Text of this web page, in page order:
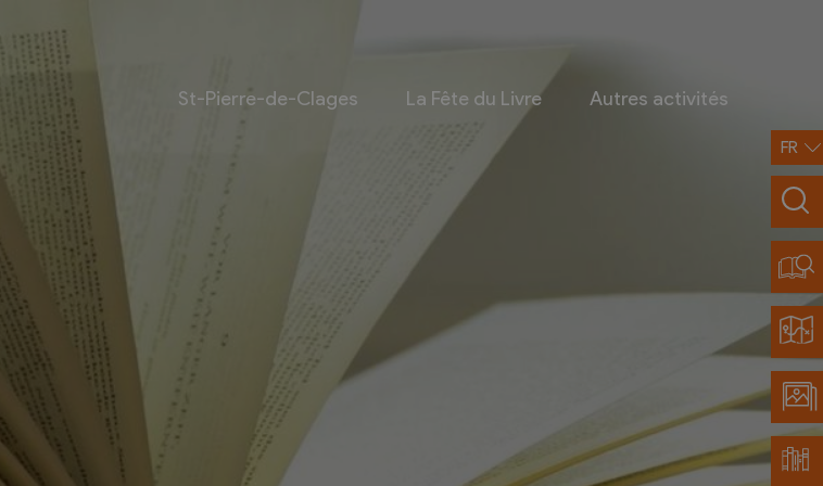
St-Pierre-de-Clages La Fête du Livre Autres activités
Les bouquinistes
Bouquinerie l’Escapade
Bouquinerie Le Fouineur
Le Livre Ouvert
Librairie classique
Bouquinerie de la Potagère
Bouquinerie Atelier Polaris
Infos pratiques
Accès et transports
FR